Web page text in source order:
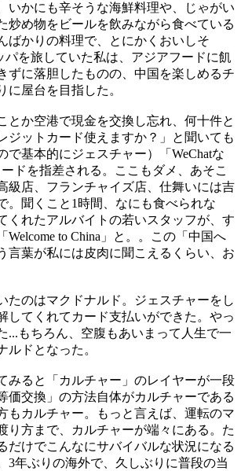
いかにも辛そうな海鮮料理や、じゃがい
炒め物をビールを飲みながら食べている
ばかりの料理で、とにかくおいしそ
パを旅していた私は、アジアフードに飢
ずに落胆したものの、中国を楽しめるチ
に屋台を目指した。
とか空港で現金を交換し忘れ、何十件と
ジットカード使えますか？」と聞いても
で基本的にジェスチャー）「 WeChatな
ードを指差される。ここもダメ、あそこ
級店、フランチャイズ店、仕舞いには吉
。聞くこと 1 時間、なにも食べられな
くれたアルバイトの若いスタッフが、す
Welcome to China 」と。。この「中国へ
言葉が私には皮肉に聞こえるくらい、お
たのはマクドナルド。ジェスチャーをし
してくれてカード支払いができた。やっ
... もちろん、空腹もあいまって人生で一
ルドとなった。
みると「カルチャー」のレイヤーが一段
価交換」の方法自体がカルチャーである
もカルチャー。もっと言えば、運転のマ
り方まで、カルチャーが端々にある。た
だけでこんなにサバイバルな状況になる
3年ぶりの海外で、久しぶりに普段の当